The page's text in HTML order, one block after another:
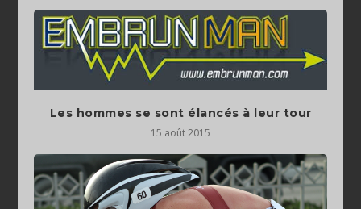
Les hommes se sont élancés à leur tour
15 août 2015